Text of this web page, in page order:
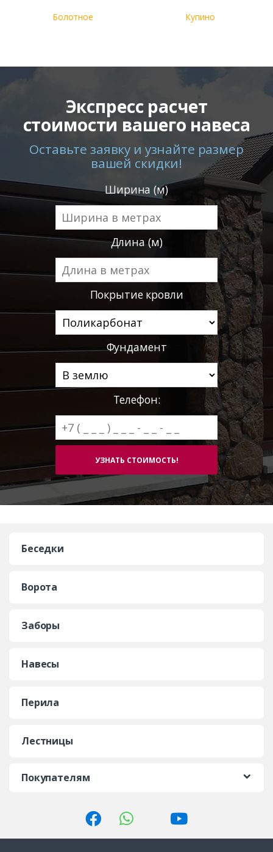
Болотное Купино
Экспресс расчет
стоимости вашего навеса
Оставьте заявку и узнайте размер
вашей скидки!
Ширина (м)
Длина (м)
Покрытие кровли
Фундамент
Телефон:
Беседки
Ворота
Заборы
Навесы
Перила
Лестницы
Покупателям